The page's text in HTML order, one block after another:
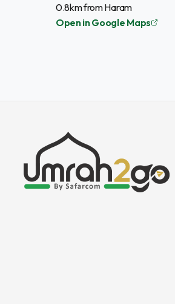
0.8km from Haram
Open in Google Maps